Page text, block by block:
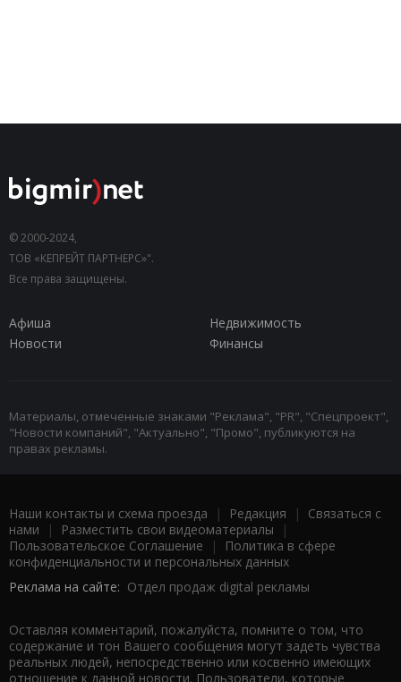
© 2000-2024,
ТОВ «КЕПРЕЙТ ПАРТНЕРС»".
Все права защищены.
Афиша
Недвижимость
Новости
Финансы
Материалы, отмеченные знаками "Реклама", "PR", "Спецпроект",
"Новости компаний", "Актуально", "Промо", публикуются на
правах рекламы.
Наши контакты и схема проезда | Редакция | Связаться с
нами | Разместить свои видеоматериалы |
Пользовательское Соглашение |
Политика в сфере
конфиденциальности и персональных данных
Реклама на сайте: Отдел продаж digital рекламы
Оставляя комментарий, пожалуйста, помните о том, что
содержание и тон Вашего сообщения могут задеть чувства
реальных людей, непосредственно или косвенно имеющих
отношение к данной новости. Пользователи, которые